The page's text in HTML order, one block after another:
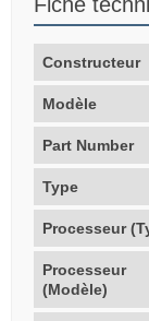
Constructeur
Modèle
Part Number
Type
Processeur
Processeur
(Modèle)